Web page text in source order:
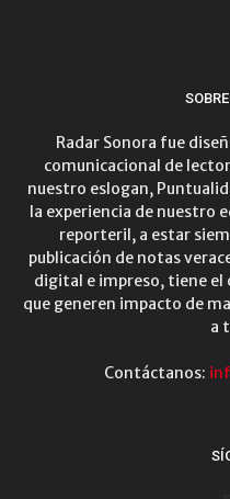
Radar Sonora fue
comunicacional de
nuestro eslogan,
la experiencia de nuestro
reporteril, a estar
publicación de notas
digital e impreso, tiene el
que generen impacto de
a
Contáctanos: